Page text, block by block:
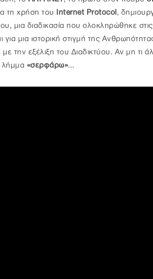
τη χρήση του Internet Protocol ,
μια διαδικασία που ολοκληρώθηκε στις
για μια ιστορική στιγμή της
με την εξέλιξη του Διαδικτύου. Αν μη τι
λήμμα «σερφάρω»…